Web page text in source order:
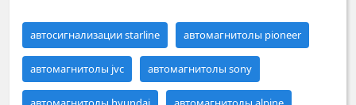
автосигнализации starline автомагнитолы pioneer
автомагнитолы jvc автомагнитолы sony